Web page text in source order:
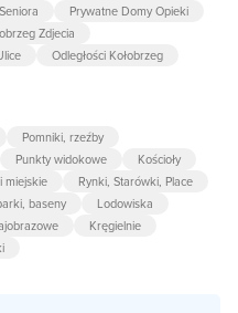
Prywatne Domy Opieki
Zdjecia
Odległości Kołobrzeg
Pomniki, rzeźby
Punkty widokowe
Kościoły
miejskie
Rynki, Starówki, Place
baseny
Lodowiska
Kręgielnie